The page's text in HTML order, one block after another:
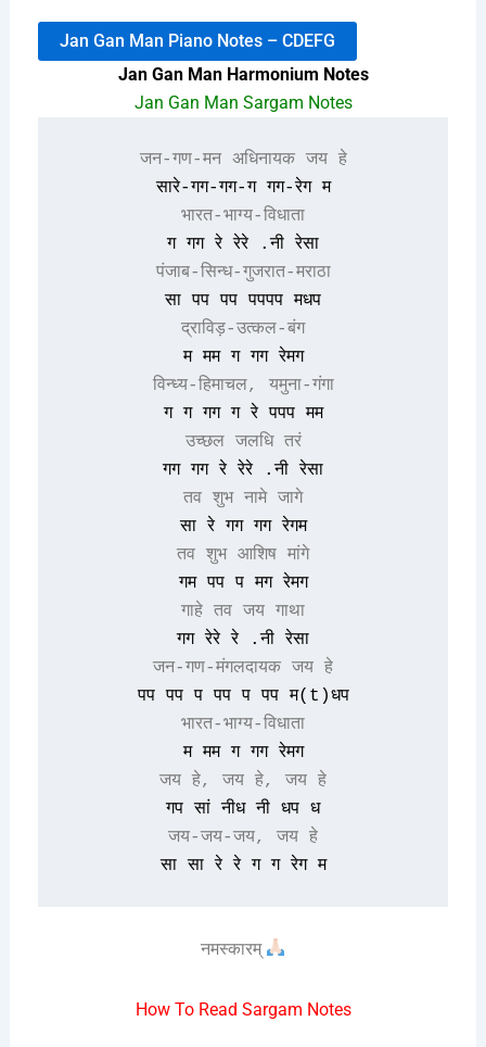
Jan Gan Man Piano Notes – CDEFG
Jan Gan Man Harmonium Notes
Jan Gan Man Sargam Notes
जन-गण-मन अधिनायक जय हे
सारे-गग-गग-ग गग-रेग म
भारत-भाग्य-विधाता
ग गग रे रेरे .नी रेसा
पंजाब-सिन्ध-गुजरात-मराठा
सा पप पप पपपप मधप
द्राविड़-उत्कल-बंग
म मम ग गग रेमग
विन्ध्य-हिमाचल, यमुना-गंगा
ग ग गग ग रे पपप मम
उच्छल जलधि तरं
गग गग रे रेरे .नी रेसा
तव शुभ नामे जागे
सा रे गग गग रेगम
तव शुभ आशिष मांगे
गम पप प मग रेमग
गाहे तव जय गाथा
गग रेरे रे .नी रेसा
जन-गण-मंगलदायक जय हे
पप पप प पप प पप म(t)धप
भारत-भाग्य-विधाता
म मम ग गग रेमग
जय हे, जय हे, जय हे
गप सां नीध नी धप ध
जय-जय-जय, जय हे
सा सा रे रे ग ग रेग म
नमस्कारम्
How To Read Sargam Notes